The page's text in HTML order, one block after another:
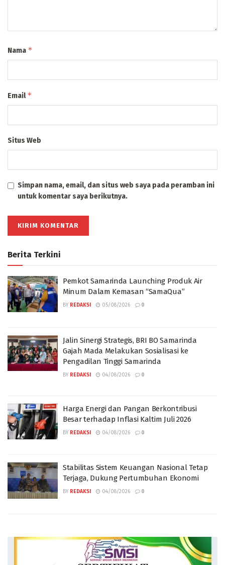
Nama *
Email*
Situs Web
Simpan nama, email, dan situs web saya pada peramban ini
untuk komentar saya berikutnya.
Berita Terkini
Pemkot Samarinda Launching Produk Air
Minum Dalam Kemasan “SamaQua”
BY REDAKSI 05/08/2026 0
Jalin Sinergi Strategis, BRI BO Samarinda
Gajah Mada Melakukan Sosialisasi ke
Pengadilan Tinggi Samarinda
BY REDAKSI 04/08/2026 0
Harga Energi dan Pangan Berkontribusi
Besar terhadap Inflasi Kaltim Juli 2026
BY REDAKSI 04/08/2026 0
Stabilitas Sistem Keuangan Nasional Tetap
Terjaga, Dukung Pertumbuhan Ekonomi
BY REDAKSI 04/08/2026 0